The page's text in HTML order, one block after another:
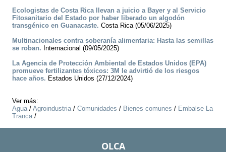
Ecologistas de Costa Rica llevan a juicio a Bayer y al Servicio
Fitosanitario del Estado por haber liberado un algodón
transgénico en Guanacaste. Costa Rica (05/06/2025)
Multinacionales contra soberanía alimentaria: Hasta las semillas
se roban. Internacional (09/05/2025)
La Agencia de Protección Ambiental de Estados Unidos (EPA)
promueve fertilizantes tóxicos: 3M le advirtió de los riesgos
hace años. Estados Unidos (27/12/2024)
Ver más:
Agua/ Agroindustria/ Comunidades / Bienes comunes / Embalse La
Tranca/
OLCA